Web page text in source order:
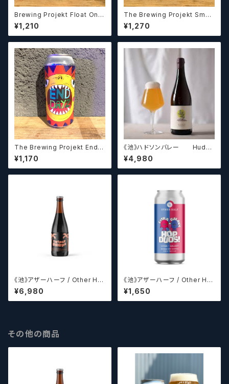
Brewing Projekt Float On /
フロート オン【クラフトビールシ
ザーズ】
¥1,210
The Brewing Projekt Smoo
fee Sour w/ Peach, Pineap
ple, Pomegranate, Vanilla /
スムーフィー サワー ウィズ ピー
バニラ【クラフトビールシザーズ】
¥1,270
The Brewing Projekt End D
ayz / エンド デイズ【クラフトビ
ールシザーズ】
¥1,170
《池》ハドソンバレー Hudso
n Valley Blossom
¥4,980
《池》アザーハーフ / Other Hal
f Brewing Triple Drupe【ク
ラフトビールシザーズ】
¥6,980
《池》アザーハーフ / Other Hal
f Brewing Hop Duos! - Citr
a + Galaxy 【クラフトビールシ
ザーズ】
¥1,650
その他の商品